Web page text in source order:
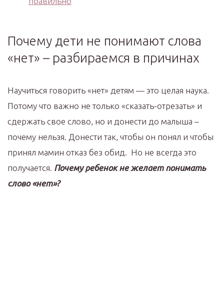
Почему дети не понимают слова
«нет» – разбираемся в причинах
Научиться говорить «нет» детям — это целая наука.
Потому что важно не только «сказать-отрезать» и
сдержать свое слово, но и донести до малыша –
почему нельзя. Донести так, чтобы он понял и чтобы
принял мамин отказ без обид. Но не всегда это
получается. Почему ребенок не желает понимать
слово «нет»?